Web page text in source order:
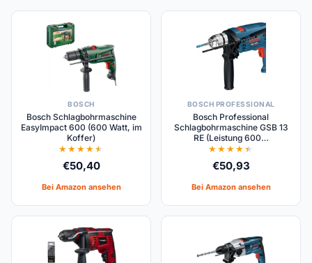
BOSCH
Bosch Schlagbohrmaschine
EasyImpact 600 (600 Watt, im
Koffer)
€50,40
Bei Amazon ansehen
BOSCH PROFESSIONAL
Bosch Professional
Schlagbohrmaschine GSB 13
RE (Leistung 600…
€50,93
Bei Amazon ansehen